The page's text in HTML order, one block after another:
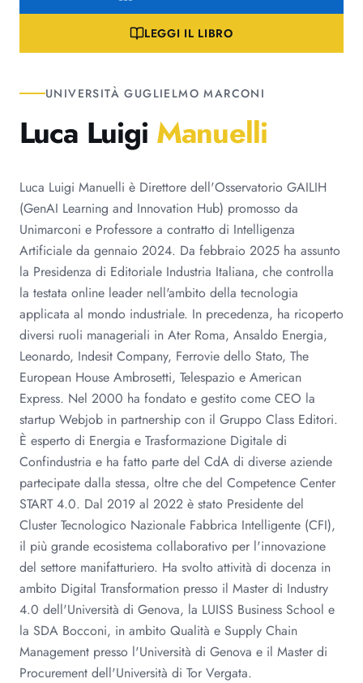
LEGGI IL LIBRO
UNIVERSITÀ GUGLIELMO MARCONI
Luca Luigi Manuelli
Luca Luigi Manuelli è Direttore dell'Osservatorio GAILIH
(GenAI Learning and Innovation Hub) promosso da
Unimarconi e Professore a contratto di Intelligenza
Artificiale da gennaio 2024. Da febbraio 2025 ha assunto
la Presidenza di Editoriale Industria Italiana, che controlla
la testata online leader nell'ambito della tecnologia
applicata al mondo industriale. In precedenza, ha ricoperto
diversi ruoli manageriali in Ater Roma, Ansaldo Energia,
Leonardo, Indesit Company, Ferrovie dello Stato, The
European House Ambrosetti, Telespazio e American
Express. Nel 2000 ha fondato e gestito come CEO la
startup Webjob in partnership con il Gruppo Class Editori.
È esperto di Energia e Trasformazione Digitale di
Confindustria e ha fatto parte del CdA di diverse aziende
partecipate dalla stessa, oltre che del Competence Center
START 4.0. Dal 2019 al 2022 è stato Presidente del
Cluster Tecnologico Nazionale Fabbrica Intelligente (CFI),
il più grande ecosistema collaborativo per l'innovazione
del settore manifatturiero. Ha svolto attività di docenza in
ambito Digital Transformation presso il Master di Industry
4.0 dell'Università di Genova, la LUISS Business School e
la SDA Bocconi, in ambito Qualità e Supply Chain
Management presso l'Università di Genova e il Master di
Procurement dell'Università di Tor Vergata.